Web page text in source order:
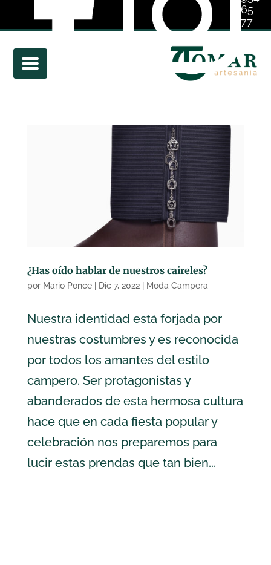
65
77
01
¿Has oído hablar de nuestros caireles?
por Mario Ponce| Dic 7, 2022| Moda Campera
Nuestra identidad está forjada por
nuestras costumbres y es reconocida
por todos los amantes del estilo
campero. Ser protagonistas y
abanderados de esta hermosa cultura
hace que en cada fiesta popular y
celebración nos preparemos para
lucir estas prendas que tan bien...